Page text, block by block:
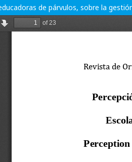
de párvulos, sobre la